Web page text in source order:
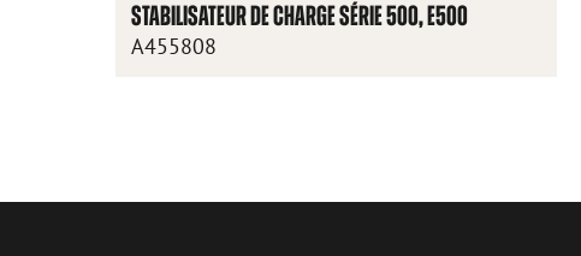
STABILISATEUR DE CHARGE SÉRIE 500, E500
A455808